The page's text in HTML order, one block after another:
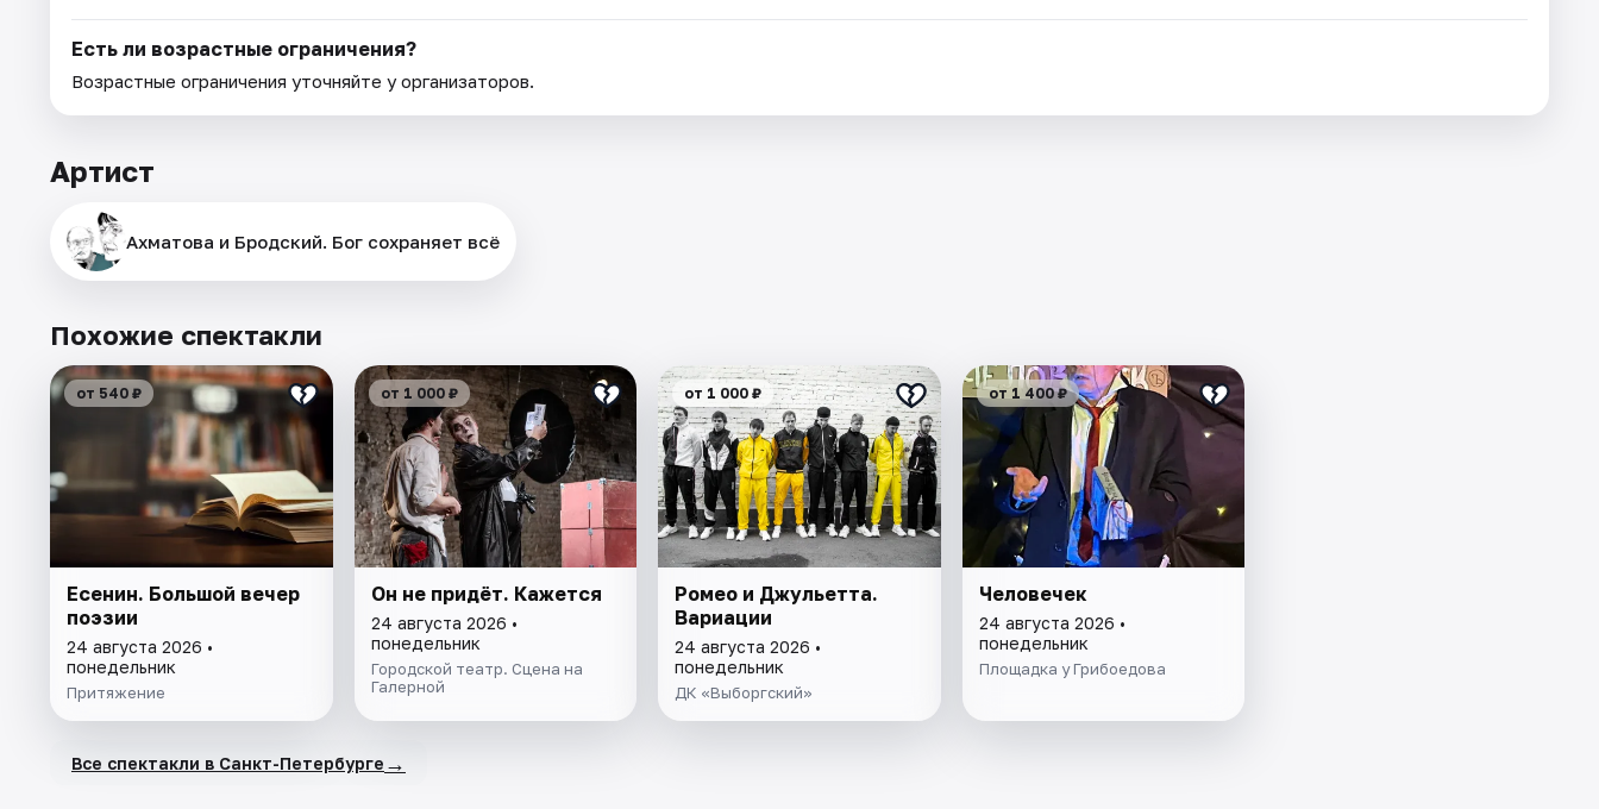
Есть ли возрастные ограничения?
Возрастные ограничения уточняйте у организаторов.
Артист
Ахматова и Бродский. Бог сохраняет всё
Похожие спектакли
от 540 ₽
Есенин. Большой вечер
поэзии
24 августа 2026 •
понедельник
Притяжение
от 1 000 ₽
Он не придёт. Кажется
24 августа 2026 •
понедельник
Городской театр. Сцена на
Галерной
от 1 000 ₽
Ромео и Джульетта.
Вариации
24 августа 2026 •
понедельник
ДК «Выборгский»
от 1 400 ₽
Человечек
24 августа 2026 •
понедельник
Площадка у Грибоедова
Все спектакли в Санкт-Петербурге →